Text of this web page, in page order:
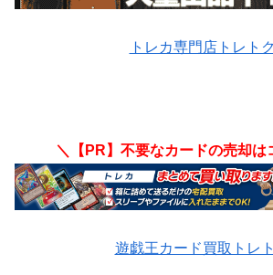
トレカ専門店トレトク
＼【PR】不要なカードの売却は
遊戯王カード買取トレ